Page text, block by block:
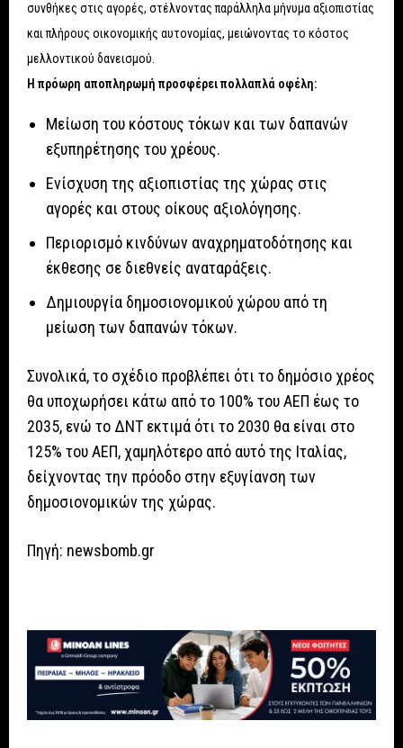
συνθήκες στις αγορές, στέλνοντας παράλληλα μήνυμα αξιοπιστίας
και πλήρους οικονομικής αυτονομίας, μειώνοντας το κόστος
μελλοντικού δανεισμού.
Η πρόωρη αποπληρωμή προσφέρει πολλαπλά οφέλη:
Μείωση του κόστους τόκων και των δαπανών
εξυπηρέτησης του χρέους.
Ενίσχυση της αξιοπιστίας της χώρας στις
αγορές και στους οίκους αξιολόγησης.
Περιορισμό κινδύνων αναχρηματοδότησης και
έκθεσης σε διεθνείς αναταράξεις.
Δημιουργία δημοσιονομικού χώρου από τη
μείωση των δαπανών τόκων.
Συνολικά, το σχέδιο προβλέπει ότι το δημόσιο χρέος
θα υποχωρήσει κάτω από το 100% του ΑΕΠ έως το
2035, ενώ το ΔΝΤ εκτιμά ότι το 2030 θα είναι στο
125% του ΑΕΠ, χαμηλότερο από αυτό της Ιταλίας,
δείχνοντας την πρόοδο στην εξυγίανση των
δημοσιονομικών της χώρας.
Πηγή: newsbomb.gr